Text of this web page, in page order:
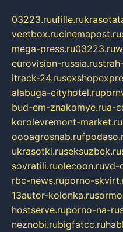
03223.ruufille.ru
veetbox.rucinemapost.ru
mega-press.ru03223.ru
eurovision-russia.ru
itrack-24.ru
alabuga-cityhotel.ru
bud-em-znakomye.rua-
korolevremont-market.ru
oooagrosnab.ru
ukrasotki.ruseksuzbek.ru
sovratili.ruolecoon.ruvd-
rbc-news.ruporno-
13autor-kolonka.ru
hostserve.ruporno-na-
neznobi.rubigfatcc.ru